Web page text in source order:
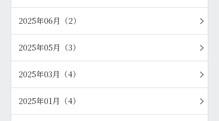
2025年06月（2）
2025年05月（3）
2025年03月（4）
2025年01月（4）